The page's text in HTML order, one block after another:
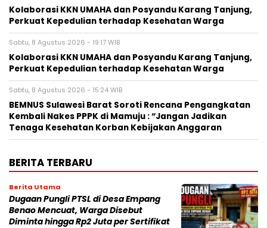
Kolaborasi KKN UMAHA dan Posyandu Karang Tanjung,
Perkuat Kepedulian terhadap Kesehatan Warga
Sabtu, 8 Agustus 2026 - 19:17 WIB
Kolaborasi KKN UMAHA dan Posyandu Karang Tanjung,
Perkuat Kepedulian terhadap Kesehatan Warga
Sabtu, 8 Agustus 2026 - 15:24 WIB
BEMNUS Sulawesi Barat Soroti Rencana Pengangkatan
Kembali Nakes PPPK di Mamuju : “Jangan Jadikan
Tenaga Kesehatan Korban Kebijakan Anggaran
BERITA TERBARU
Berita Utama
Dugaan Pungli PTSL di Desa Empang
Benao Mencuat, Warga Disebut
Diminta hingga Rp2 Juta per Sertifikat